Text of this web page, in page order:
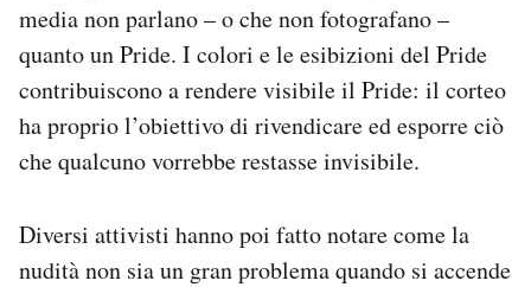
media non parlano – o che non fotografano –
quanto un Pride. I colori e le esibizioni del Pride
contribuiscono a rendere visibile il Pride: il corteo
ha proprio l’obiettivo di rivendicare ed esporre ciò
che qualcuno vorrebbe restasse invisibile.
Diversi attivisti hanno poi fatto notare come la
nudità non sia un gran problema quando si accende